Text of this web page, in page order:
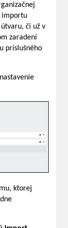
importu
či už v
zaradení
príslušného
ktorej